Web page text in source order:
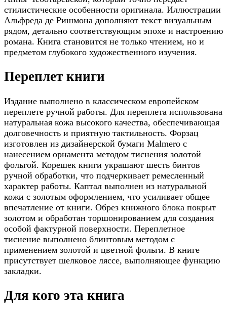
стилистические особенности оригинала. Иллюстрации
Альфреда де Ришмона дополняют текст визуальным
рядом, детально соответствующим эпохе и настроению
романа. Книга становится не только чтением, но и
предметом глубокого художественного изучения.
Переплет книги
Издание выполнено в классическом европейском
переплете ручной работы. Для переплета использована
натуральная кожа высокого качества, обеспечивающая
долговечность и приятную тактильность. Форзац
изготовлен из дизайнерской бумаги Malmero с
нанесением орнамента методом тиснения золотой
фольгой. Корешек книги украшают шесть бинтов
ручной обработки, что подчеркивает ремесленный
характер работы. Каптал выполнен из натуральной
кожи с золотым оформлением, что усиливает общее
впечатление от книги. Обрез книжного блока покрыт
золотом и обработан торшонированием для создания
особой фактурной поверхности. Переплетное
тиснение выполнено блинтовым методом с
применением золотой и цветной фольги. В книге
присутствует шелковое ляссе, выполняющее функцию
закладки.
Для кого эта книга